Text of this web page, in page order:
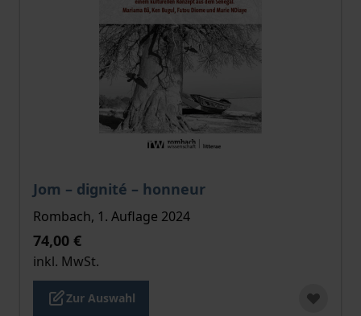
Jom – dignité – honneur
Der Preis dieses Titels richtet sich nach der
Rombach, 1. Auflage 2024
74,00 €
inkl. MwSt.
Zur Auswahl